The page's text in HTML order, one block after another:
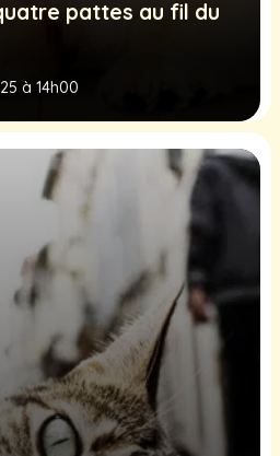
pattes au fil du
à 14h00